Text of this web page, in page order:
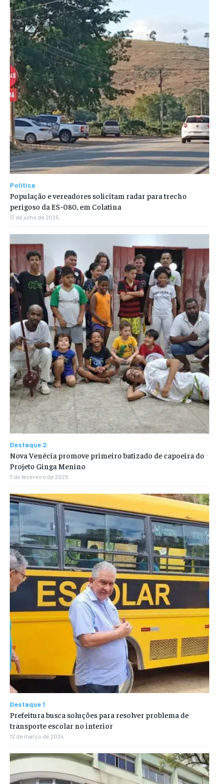
Política
População e vereadores solicitam radar para trecho
perigoso da ES-080, em Colatina
17 de julho de 2025
Destaque 2
Nova Venécia promove primeiro batizado de capoeira do
Projeto Ginga Menino
7 de fevereiro de 2025
Destaque 1
Prefeitura busca soluções para resolver problema de
transporte escolar no interior
12 de março de 2024